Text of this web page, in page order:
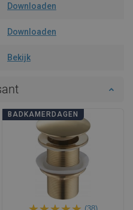
Downloaden
Downloaden
Bekijk
BADKAMERDAGEN